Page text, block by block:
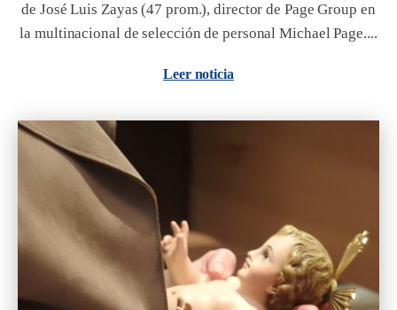
de José Luis Zayas (47 prom.), director de Page Group en
la multinacional de selección de personal Michael Page....
Leer noticia